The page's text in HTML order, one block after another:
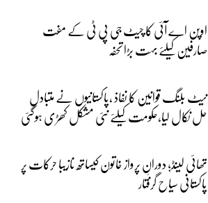
اوپن اے آئی کا چیٹ جی پی ٹی کے مفت
صارفین کیلئے بہت بڑا تحفہ
نیٹ بلنگ قوانین کا نفاذ ،پاکستانیوں نے متبادل
حل نکال لیا،حکومت کیلئے نئی مشکل کھڑی ہوگئی
تھائی لینڈ؛ دورانِ پرواز خاتون کیساتھ نازیبا حرکات پر
پاکستانی سیاح گرفتار